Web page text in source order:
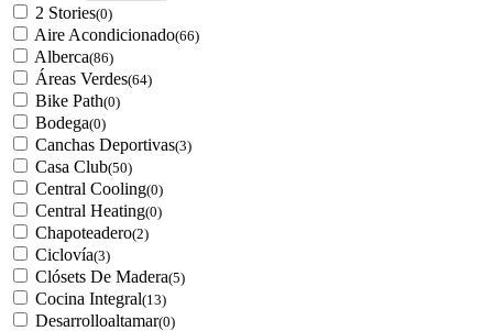
2 Stories(0)
Aire Acondicionado(66)
Alberca(86)
Áreas Verdes(64)
Bike Path(0)
Bodega(0)
Canchas Deportivas(3)
Casa Club(50)
Central Cooling(0)
Central Heating(0)
Chapoteadero(2)
Ciclovía(3)
Clósets De Madera(5)
Cocina Integral(13)
Desarrolloaltamar(0)